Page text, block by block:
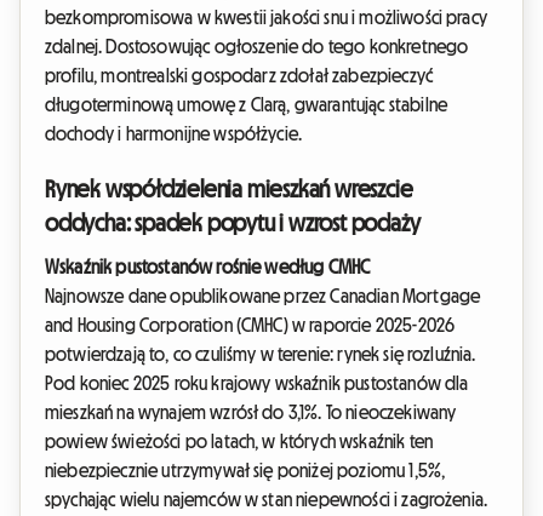
bezkompromisowa w kwestii jakości snu i możliwości pracy
zdalnej. Dostosowując ogłoszenie do tego konkretnego
profilu, montrealski gospodarz zdołał zabezpieczyć
długoterminową umowę z Clarą, gwarantując stabilne
dochody i harmonijne współżycie.
Rynek współdzielenia mieszkań wreszcie
oddycha: spadek popytu i wzrost podaży
Wskaźnik pustostanów rośnie według CMHC
Najnowsze dane opublikowane przez Canadian Mortgage
and Housing Corporation (CMHC) w raporcie 2025-2026
potwierdzają to, co czuliśmy w terenie: rynek się rozluźnia.
Pod koniec 2025 roku krajowy wskaźnik pustostanów dla
mieszkań na wynajem wzrósł do 3,1%. To nieoczekiwany
powiew świeżości po latach, w których wskaźnik ten
niebezpiecznie utrzymywał się poniżej poziomu 1,5%,
spychając wielu najemców w stan niepewności i zagrożenia.